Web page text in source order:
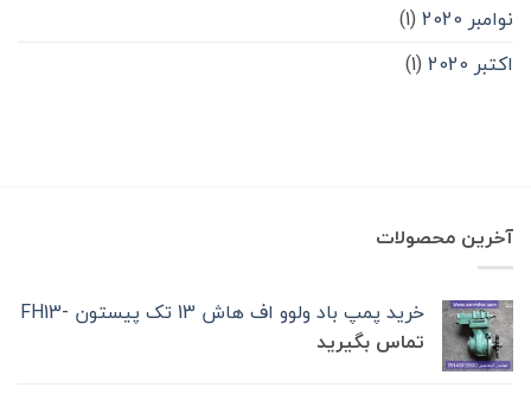
نوامبر 2020
(1)
اکتبر 2020
(1)
آخرین محصولات
خرید پمپ باد ولوو اف هاش 13 تک‌ پیستون -FH13
تماس بگیرید